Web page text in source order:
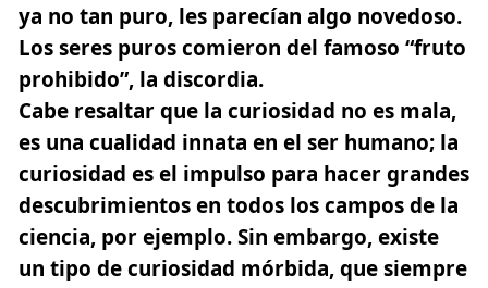
ya no tan puro, les parecían algo novedoso.
Los seres puros comieron del famoso “fruto
prohibido”, la discordia.
Cabe resaltar que la curiosidad no es mala,
es una cualidad innata en el ser humano; la
curiosidad es el impulso para hacer grandes
descubrimientos en todos los campos de la
ciencia, por ejemplo. Sin embargo, existe
un tipo de curiosidad mórbida, que siempre